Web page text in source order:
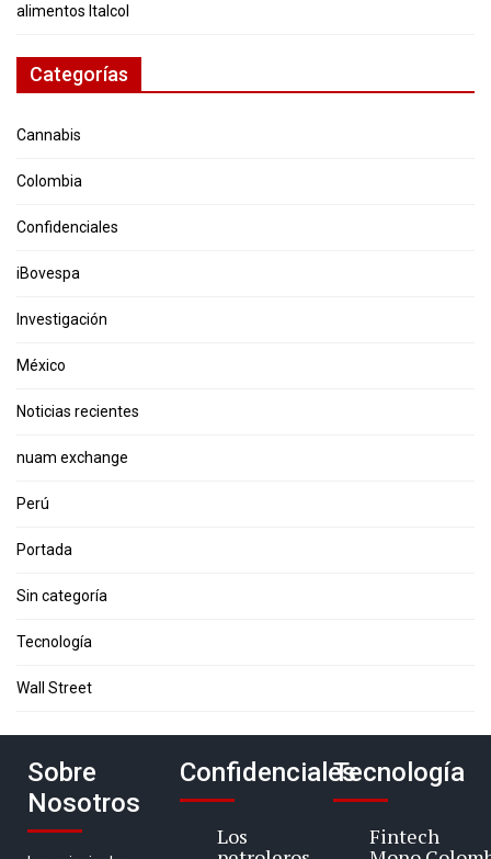
alimentos Italcol
Categorías
Cannabis
Colombia
Confidenciales
iBovespa
Investigación
México
Noticias recientes
nuam exchange
Perú
Portada
Sin categoría
Tecnología
Wall Street
Sobre
Nosotros
Confidenciales
Los
Tecnología
Fintech